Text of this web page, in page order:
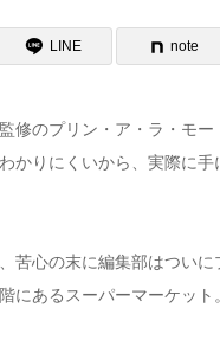
LINE note
修のプリン・ア・ラ・モ
かりにくいから、実際に
苦心の末に編集部はついに
にあるスーパーマーケッ